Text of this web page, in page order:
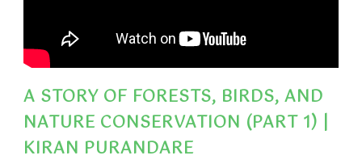
A STORY OF FORESTS, BIRDS, AND
NATURE CONSERVATION (PART 1) |
KIRAN PURANDARE